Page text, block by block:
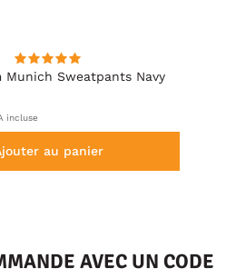
Munich Sweatpants Navy
incluse
au panier
AVEC UN CODE